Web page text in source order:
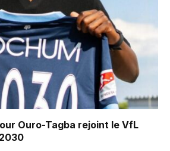
Ouro-Tagba rejoint le VfL